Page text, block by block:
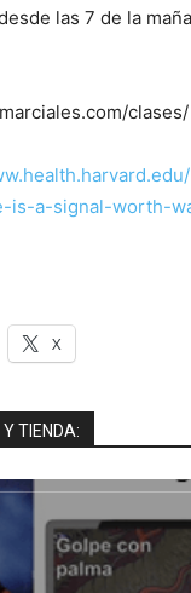
las 7 de la
clases/
is-a-signal-worth-
X
TIENDA: